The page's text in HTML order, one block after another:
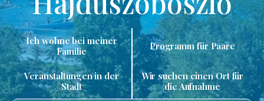
Ich wohne bei meiner
Familie
Programm für Paare
Veranstaltungen in der
Stadt
Wir suchen einen Ort für
die Aufnahme